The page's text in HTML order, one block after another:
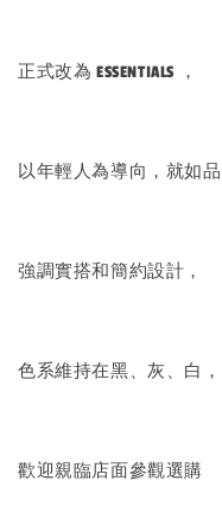
正式改為 ESSENTIALS ，
以年輕人為導向，就如品
強調實搭和簡約設計，
色系維持在黑、灰、白
歡迎親臨店面參觀選購